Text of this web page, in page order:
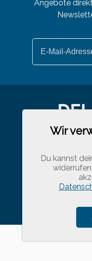
Wir
Du kannst
Angebote